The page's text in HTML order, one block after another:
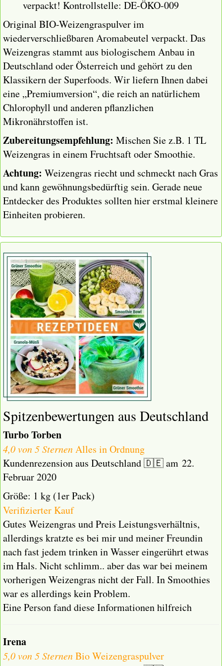
verpackt! Kontrollstelle: DE-ÖKO-009
Original BIO-Weizengraspulverim
wiederverschließbaren Aromabeutel verpackt. Das
Weizengras stammt aus biologischem Anbau in
Deutschland oder Österreich und gehört zu den
Klassikern der Superfoods. Wir liefern Ihnen dabei
eine „Premiumversion“, die reich an natürlichem
Chlorophyll und anderen pflanzlichen
Mikronährstoffen ist.
Zubereitungsempfehlung: Mischen Sie z.B. 1 TL
Weizengras in einem Fruchtsaft oder Smoothie.
Achtung: Weizengras riecht und schmeckt nach Gras
und kann gewöhnungsbedürftig sein. Gerade neue
Entdecker des Produktes sollten hier erstmal kleinere
Einheiten probieren.
Spitzenbewertungen aus Deutschland
Turbo Torben
4,0 von 5 SternenAlles in Ordnung
Kundenrezension aus Deutschland 🇩🇪 am 22.
Februar 2020
Größe: 1 kg (1er Pack)
Verifizierter Kauf
Gutes Weizengras und Preis Leistungsverhältnis,
allerdings kratzte es bei mir und meiner Freundin
nach fast jedem trinken in Wasser eingerührt etwas
im Hals. Nicht schlimm.. aber das war bei meinem
vorherigen Weizengras nicht der Fall. In Smoothies
war es allerdings kein Problem.
Eine Person fand diese Informationen hilfreich
Irena
5,0 von 5 SternenBio Weizengraspulver